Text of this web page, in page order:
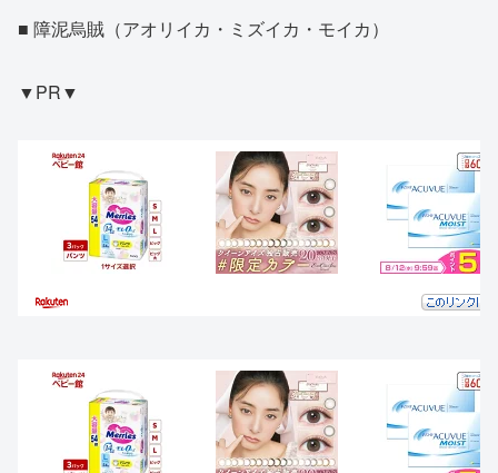
■ 障泥烏賊（アオリイカ・ミズイカ・モイカ）
▼PR▼